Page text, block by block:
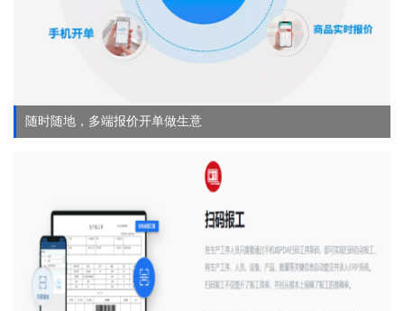
随时随地，多端报价开单做生意